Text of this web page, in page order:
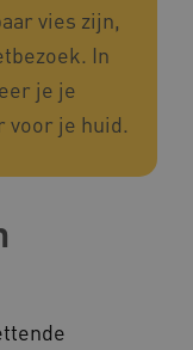
vies zijn,
In
je je
voor je huid.